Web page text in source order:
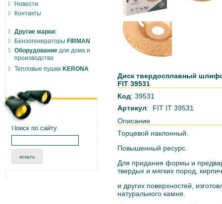
Диск твердосплавный
FIT 39531
Код: 39531
Артикул: FIT IT 39531
Описание
Торцевой наклонный.
Повышенный ресурс.
Для придания формы и
твердых и мягких пород,
и других поверхностей,
натурального камня.
Новости
Контакты
Другие марки:
Бензогенераторы FIRMAN
Оборудование для дома и
производства
Тепловые пушки KERONA
Поиск по сайту